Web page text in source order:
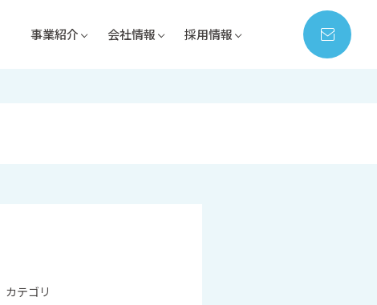
事業紹介 会社情報 採用情報
カテゴリ